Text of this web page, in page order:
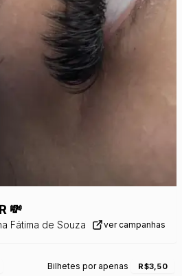
💸
Fátima de Souza ver campanhas
Bilhetes por apenas R$3,50